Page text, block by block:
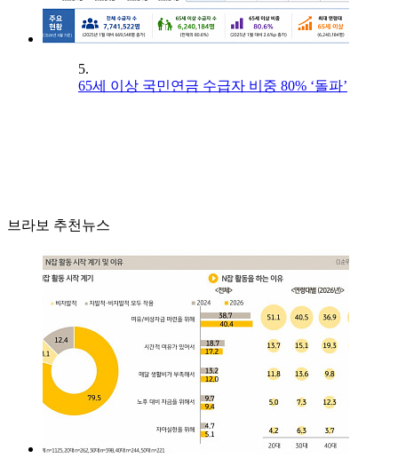
5.
65세 이상 국민연금 수급자 비중 80% ‘돌파’
브라보 추천뉴스